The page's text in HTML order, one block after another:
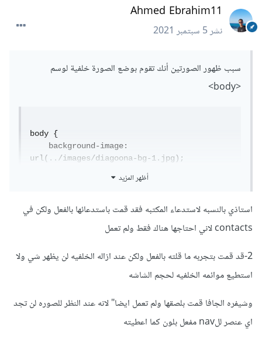
Ahmed Ebrahim11
نشر5 سبتمبر 2021
سبب ظهور الصورتين أنك تقوم بوضع الصورة خلفية لوسم
<body>
body {
    background-image:
url(../images/diagoona-bg-1.jpg);
لذلك يجب حذف الصورة في الخلفية والبقاء على صور
slideshow . وجعلها مناسبة لحجم الصفحة.
2- لم تقم بتضمين مكتبة validate.js بداخل ملف index.html
لذلك يجب عليك إضافة السطر التالي
أظهر المزيد
استاذي بالنسبه لاستدعاء المكتبه فقد قمت باستدعائها بالفعل ولكن في
contacts لاني احتاجها هناك فقط ولم تعمل
2-قد قمت بتجربه ما قلته بالفعل ولكن عند ازاله الخلفيه لن يظهر شي ولا
استطيع موائمه الخلفيه لحجم الشاشه
وشيفره الجافا قمت بلصقها ولم تعمل ايضا" لانه عند النظر للصوره لن تجد
اي عنصر للnav مفعل بلون كما اعطيته